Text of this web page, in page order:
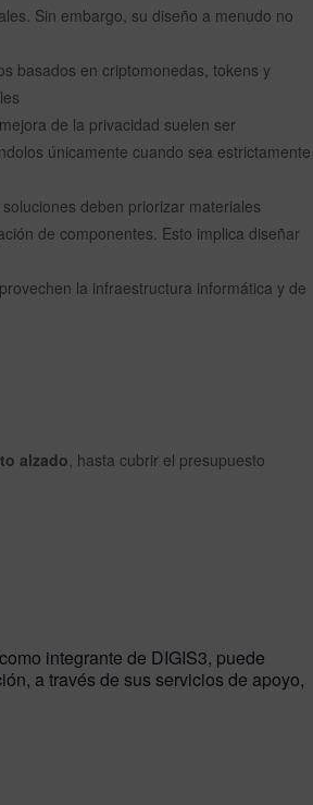
Sin embargo, su diseño a menudo no
basados en criptomonedas, tokens y
de la privacidad suelen ser
únicamente cuando sea estrictamente
soluciones deben priorizar materiales
de componentes. Esto implica diseñar
la infraestructura informática y de
alzado, hasta cubrir el presupuesto
integrante de DIGIS3, puede
a través de sus servicios de apoyo,